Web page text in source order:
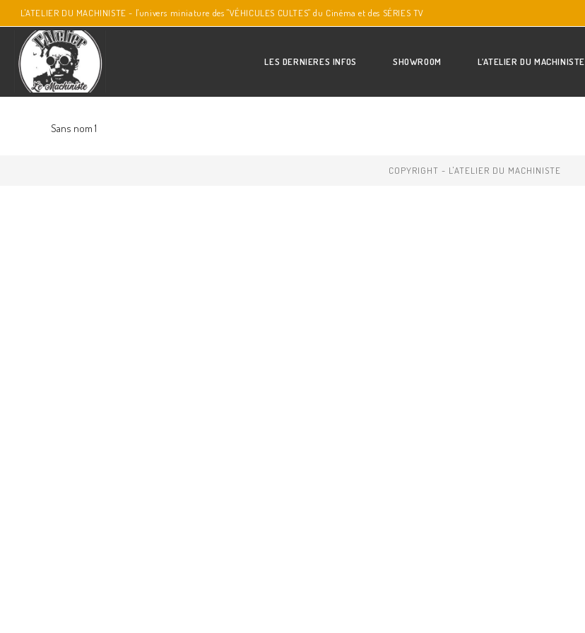
L'ATELIER DU MACHINISTE - l'univers miniature des "VÉHICULES CULTES" du Cinéma et des SÉRIES TV
LES DERNIERES INFOS SHOWROOM L’ATELIER DU MACHINISTE
Sans nom 1
COPYRIGHT - L'ATELIER DU MACHINISTE